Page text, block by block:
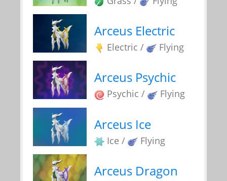
Arceus Electric
Electric / Flying
Arceus Psychic
Psychic / Flying
Arceus Ice
Ice / Flying
Arceus Dragon